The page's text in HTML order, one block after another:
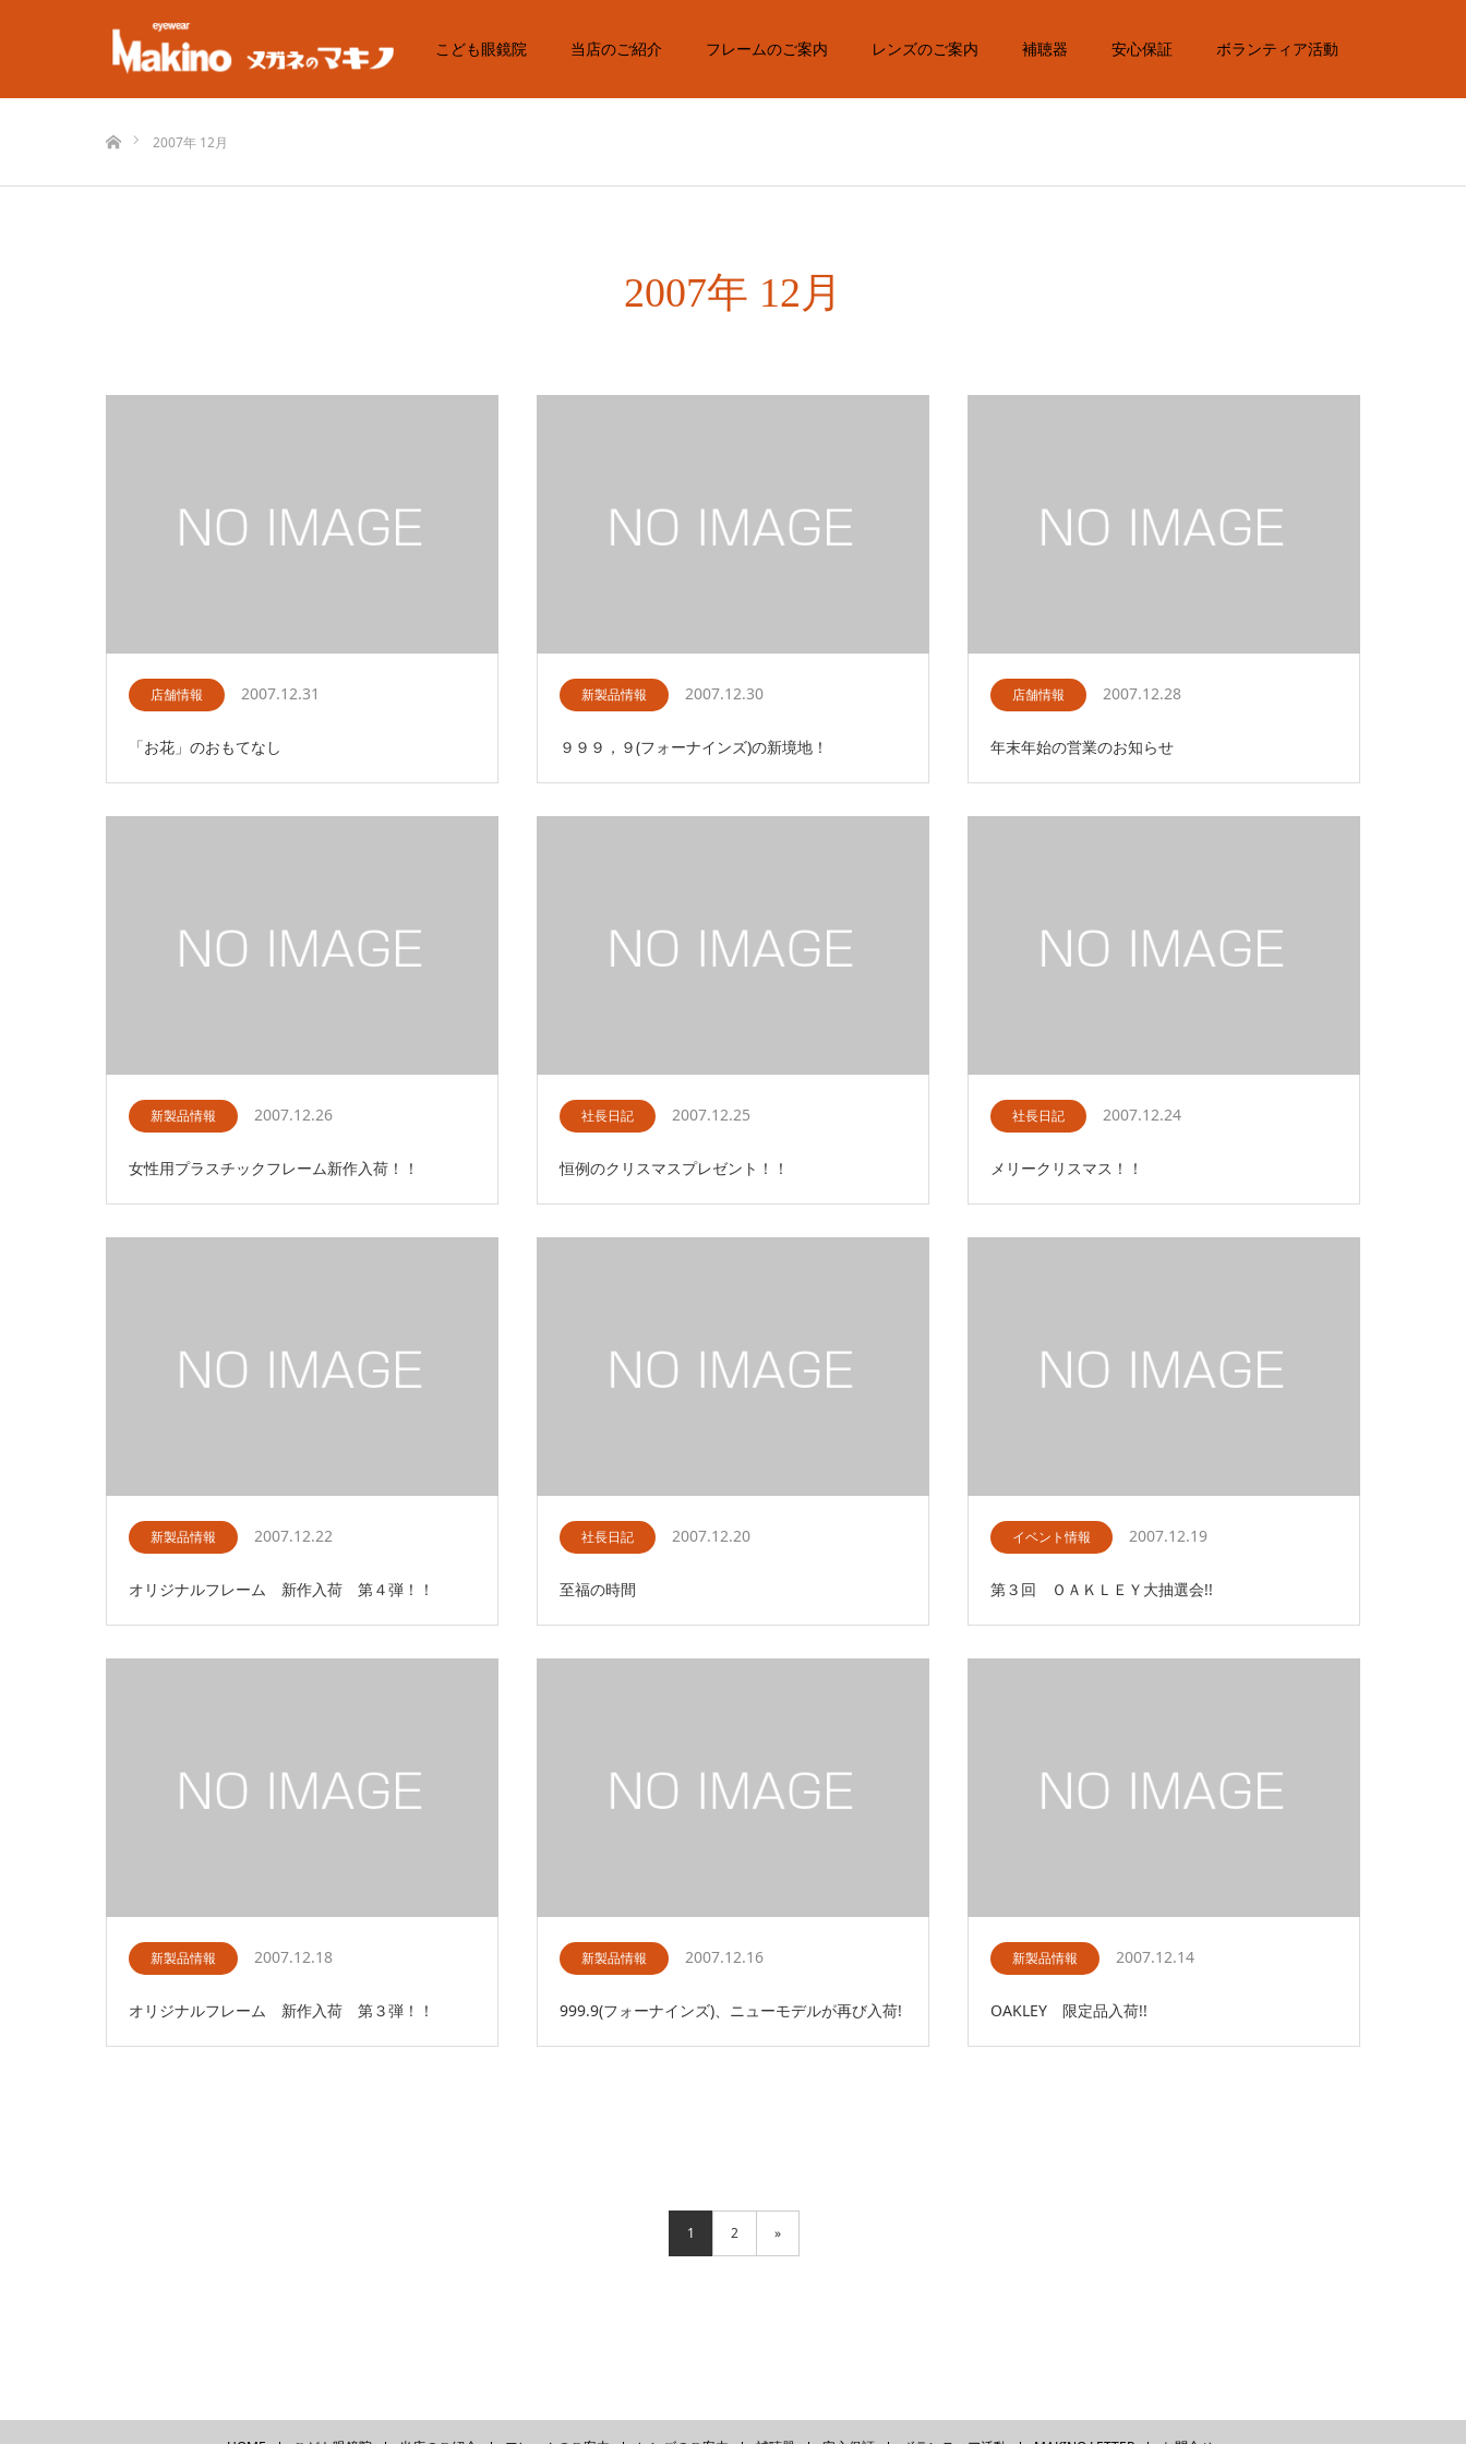
こども眼鏡院 当店のご紹介 フレームのご案内 レンズのご案内 補聴器 安心保証 ボランティア活動
2007年 12月
2007年 12月
店舗情報 2007.12.31
「お花」のおもてなし
新製品情報 2007.12.30
９９９，９(フォーナインズ)の新境地！
店舗情報 2007.12.28
年末年始の営業のお知らせ
新製品情報 2007.12.26
女性用プラスチックフレーム新作入荷！！
社長日記 2007.12.25
恒例のクリスマスプレゼント！！
社長日記 2007.12.24
メリークリスマス！！
新製品情報 2007.12.22
オリジナルフレーム 新作入荷 第４弾！！
社長日記 2007.12.20
至福の時間
イベント情報 2007.12.19
第３回 ＯＡＫＬＥＹ大抽選会!!
新製品情報 2007.12.18
オリジナルフレーム 新作入荷 第３弾！！
新製品情報 2007.12.16
999.9(フォーナインズ)、ニューモデルが再び入荷!
新製品情報 2007.12.14
OAKLEY 限定品入荷!!
1 2 »